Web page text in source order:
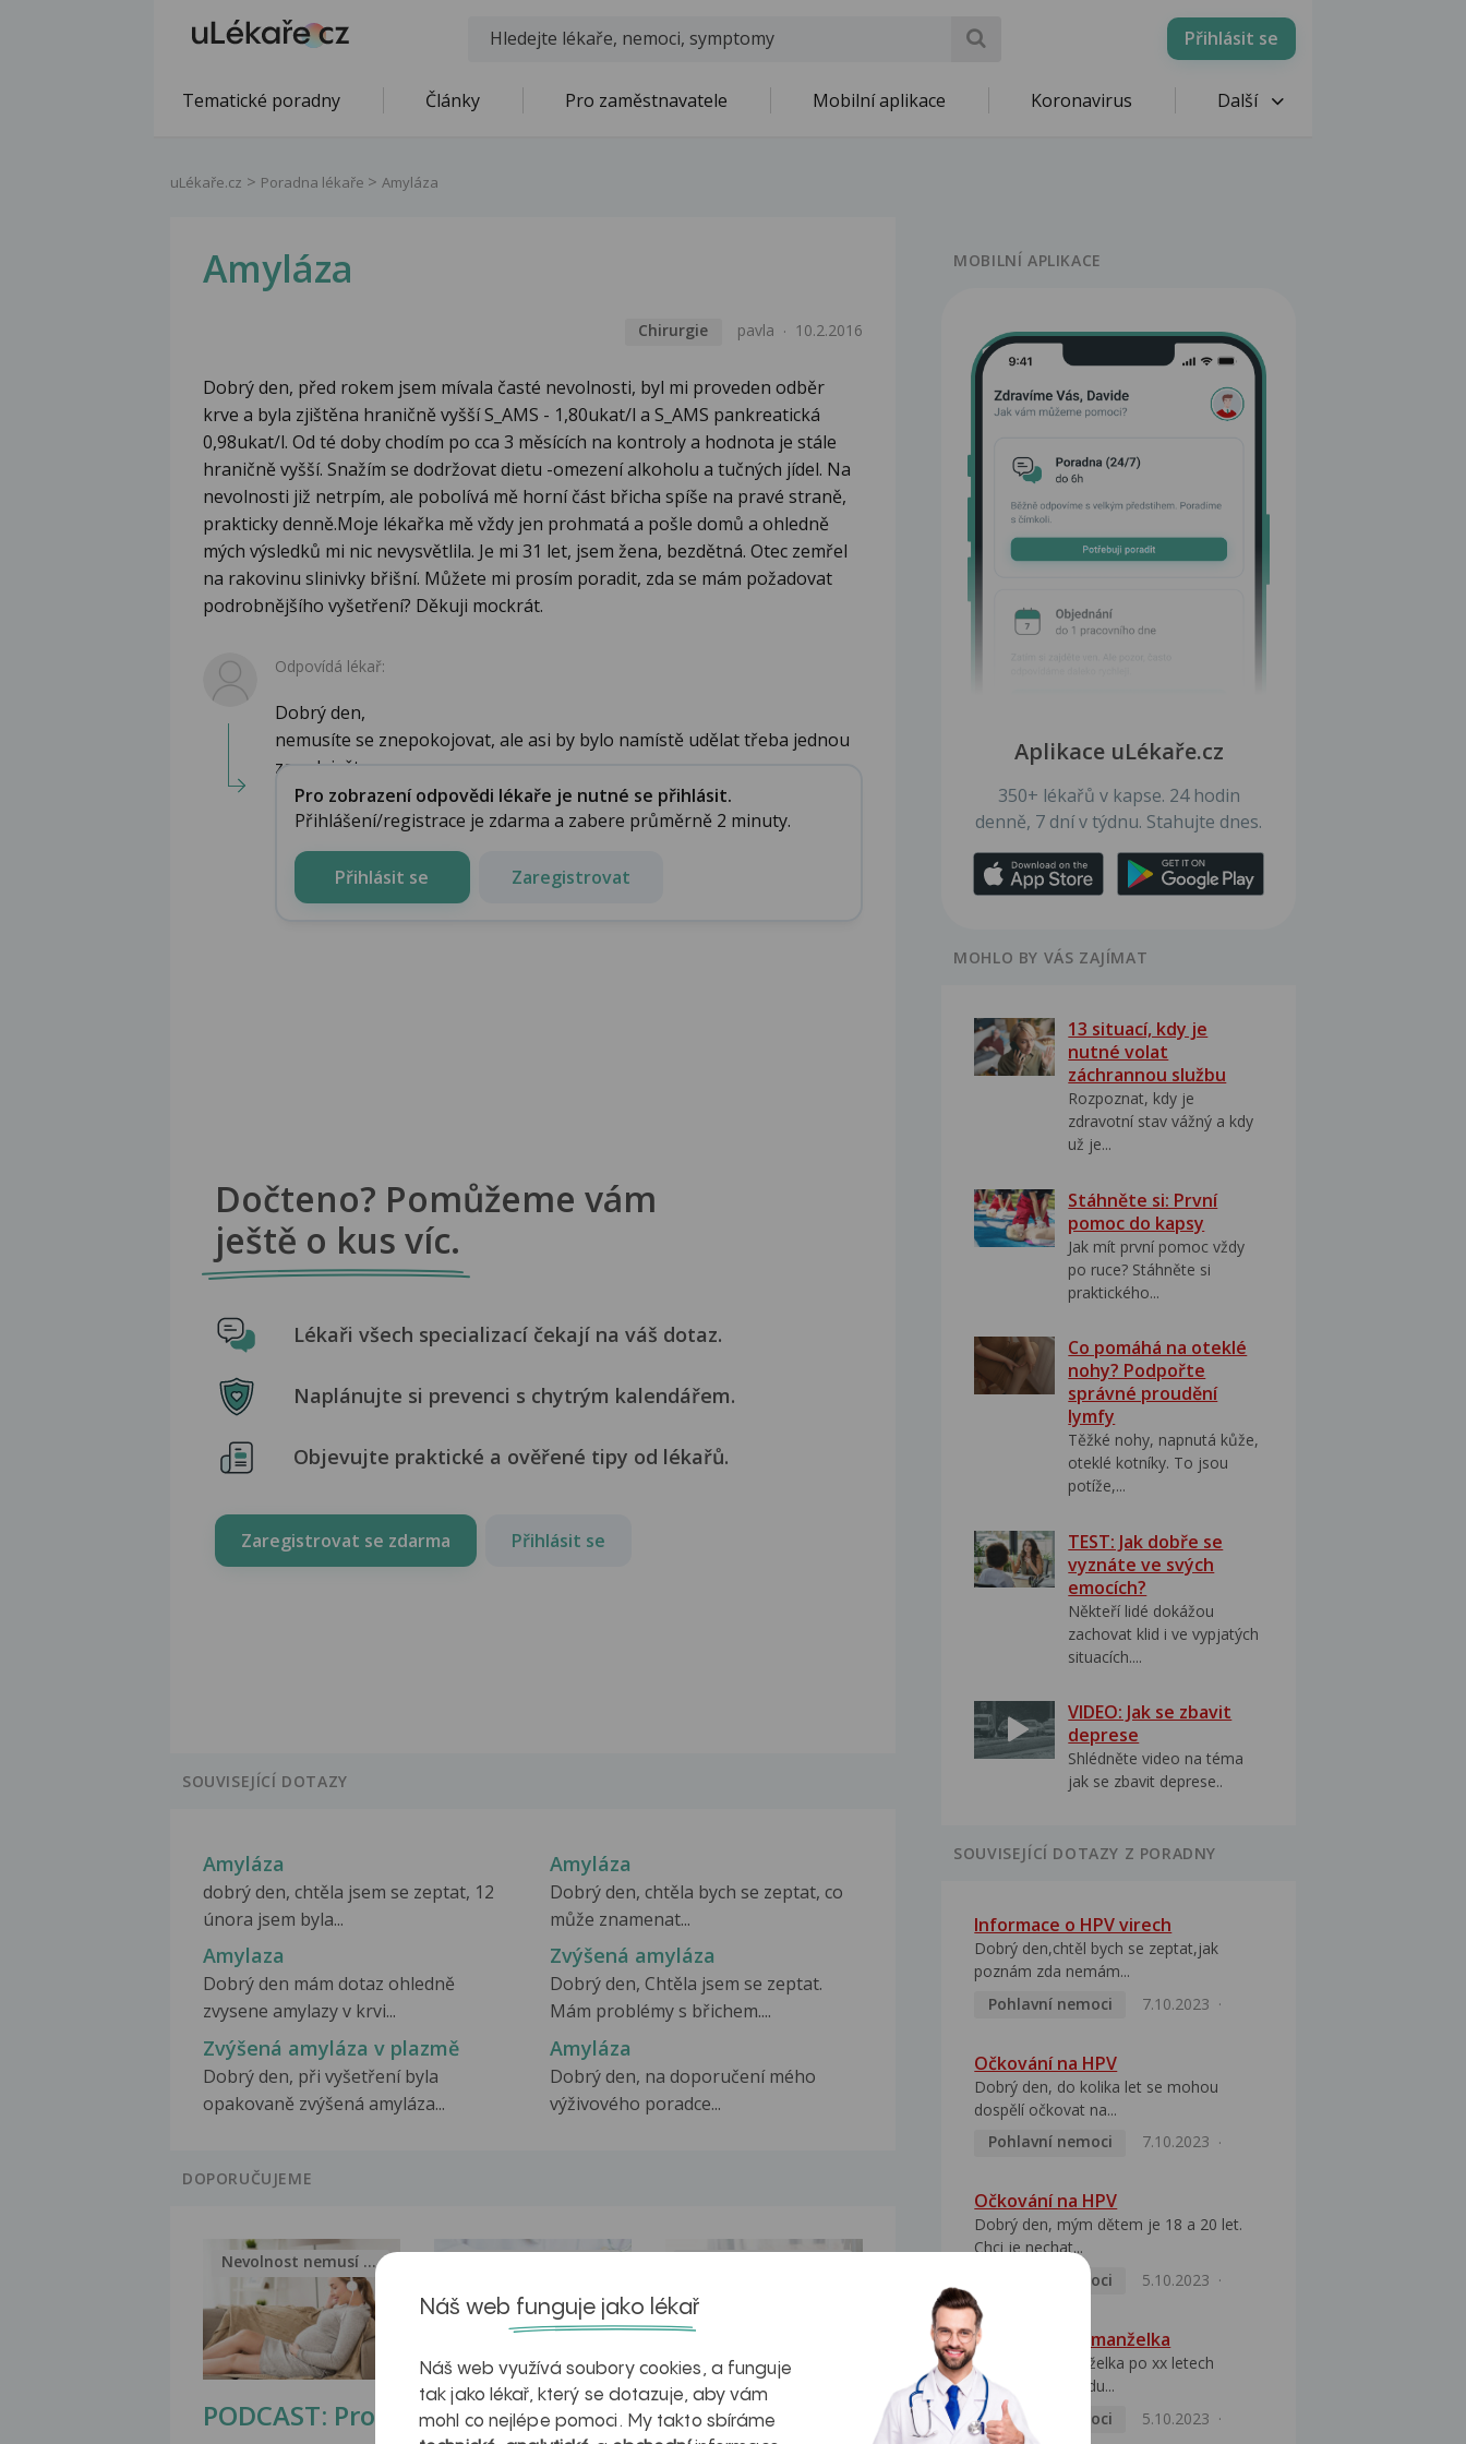
Přihlásit se
Tematické poradny Články Pro zaměstnavatele Mobilní aplikace Koronavirus Další
uLékaře.cz Poradna lékaře Amyláza
Amyláza
Chirurgie pavla 10.2.2016
Dobrý den, před rokem jsem mívala časté nevolnosti, byl mi proveden odběr
krve a byla zjištěna hraničně vyšší S_AMS - 1,80ukat/l a S_AMS pankreatická
0,98ukat/l. Od té doby chodím po cca 3 měsících na kontroly a hodnota je stále
hraničně vyšší. Snažím se dodržovat dietu -omezení alkoholu a tučných jídel. Na
nevolnosti již netrpím, ale pobolívá mě horní část břicha spíše na pravé straně,
prakticky denně.Moje lékařka mě vždy jen prohmatá a pošle domů a ohledně
mých výsledků mi nic nevysvětlila. Je mi 31 let, jsem žena, bezdětná. Otec zemřel
na rakovinu slinivky břišní. Můžete mi prosím poradit, zda se mám požadovat
podrobnějšího vyšetření? Děkuji mockrát.
Odpovídá lékař:
Dobrý den,
nemusíte se znepokojovat, ale asi by bylo namístě udělat třeba jednou
za rok ješt...
Pro zobrazení odpovědi lékaře je nutné se přihlásit.
Přihlášení/registrace je zdarma a zabere průměrně 2 minuty.
Přihlásit se Zaregistrovat
Dočteno? Pomůžeme vám
ještě o kus víc.
Lékaři všech specializací čekají na váš dotaz.
Naplánujte si prevenci s chytrým kalendářem.
Objevujte praktické a ověřené tipy od lékařů.
Zaregistrovat se zdarma Přihlásit se
SOUVISEJÍCÍ DOTAZY
Amyláza
dobrý den, chtěla jsem se zeptat, 12
února jsem byla...
Amyláza
Dobrý den, chtěla bych se zeptat, co
může znamenat...
Amylaza
Dobrý den mám dotaz ohledně
zvysene amylazy v krvi...
Zvýšená amyláza
Dobrý den, Chtěla jsem se zeptat.
Mám problémy s břichem....
Zvýšená amyláza v plazmě
Dobrý den, při vyšetření byla
opakovaně zvýšená amyláza...
Amyláza
Dobrý den, na doporučení mého
výživového poradce...
DOPORUČUJEME
PODCAST: Proč
Nevolnost nemusí být nutnou...
Ztukovatění
Inovativní
MOBILNÍ APLIKACE
Aplikace uLékaře.cz
350+ lékařů v kapse. 24 hodin
denně, 7 dní v týdnu. Stahujte dnes.
MOHLO BY VÁS ZAJÍMAT
13 situací, kdy je
nutné volat
záchrannou službu
Rozpoznat, kdy je
zdravotní stav vážný a kdy
už je...
Stáhněte si: První
pomoc do kapsy
Jak mít první pomoc vždy
po ruce? Stáhněte si
praktického...
Co pomáhá na oteklé
nohy? Podpořte
správné proudění
lymfy
Těžké nohy, napnutá kůže,
oteklé kotníky. To jsou
potíže,...
TEST: Jak dobře se
vyznáte ve svých
emocích?
Někteří lidé dokážou
zachovat klid i ve vypjatých
situacích....
VIDEO: Jak se zbavit
deprese
Shlédněte video na téma
jak se zbavit deprese..
SOUVISEJÍCÍ DOTAZY Z PORADNY
Informace o HPV virech
Dobrý den,chtěl bych se zeptat,jak
poznám zda nemám...
Pohlavní nemoci
7.10.2023
Očkování na HPV
Dobrý den, do kolika let se mohou
dospělí očkovat na...
Pohlavní nemoci
7.10.2023
Očkování na HPV
Dobrý den, mým dětem je 18 a 20 let.
Chci je nechat...
Pohlavní nemoci
5.10.2023
HPV pozitivní manželka
Dobrý den, manželka po xx letech
přivezla z Východu...
Pohlavní nemoci
5.10.2023
Náš web funguje jako lékař
Náš web využívá soubory cookies, a funguje
tak jako lékař, který se dotazuje, aby vám
mohl co nejlépe pomoci. My takto sbíráme